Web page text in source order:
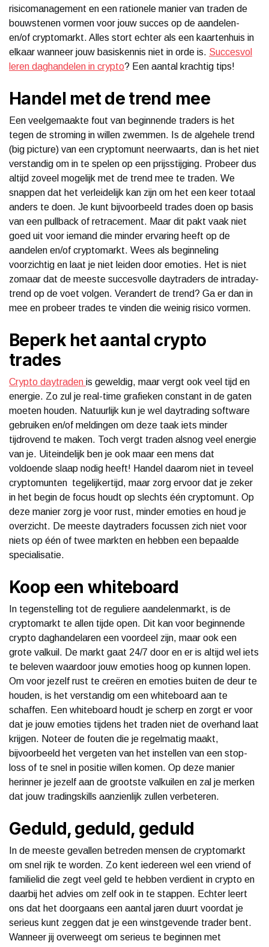
risicomanagement en een rationele manier van traden de
bouwstenen vormen voor jouw succes op de aandelen-
en/of cryptomarkt. Alles stort echter als een kaartenhuis in
elkaar wanneer jouw basiskennis niet in orde is. Succesvol
leren daghandelen in crypto? Een aantal krachtig tips!
Handel met de trend mee
Een veelgemaakte fout van beginnende traders is het
tegen de stroming in willen zwemmen. Is de algehele trend
(big picture) van een cryptomunt neerwaarts, dan is het niet
verstandig om in te spelen op een prijsstijging. Probeer dus
altijd zoveel mogelijk met de trend mee te traden. We
snappen dat het verleidelijk kan zijn om het een keer totaal
anders te doen. Je kunt bijvoorbeeld trades doen op basis
van een pullback of retracement. Maar dit pakt vaak niet
goed uit voor iemand die minder ervaring heeft op de
aandelen en/of cryptomarkt. Wees als beginneling
voorzichtig en laat je niet leiden door emoties. Het is niet
zomaar dat de meeste succesvolle daytraders de intraday-
trend op de voet volgen. Verandert de trend? Ga er dan in
mee en probeer trades te vinden die weinig risico vormen.
Beperk het aantal crypto
trades
Crypto daytraden is geweldig, maar vergt ook veel tijd en
energie. Zo zul je real-time grafieken constant in de gaten
moeten houden. Natuurlijk kun je wel daytrading software
gebruiken en/of meldingen om deze taak iets minder
tijdrovend te maken. Toch vergt traden alsnog veel energie
van je. Uiteindelijk ben je ook maar een mens dat
voldoende slaap nodig heeft! Handel daarom niet in teveel
cryptomunten tegelijkertijd, maar zorg ervoor dat je zeker
in het begin de focus houdt op slechts één cryptomunt. Op
deze manier zorg je voor rust, minder emoties en houd je
overzicht. De meeste daytraders focussen zich niet voor
niets op één of twee markten en hebben een bepaalde
specialisatie.
Koop een whiteboard
In tegenstelling tot de reguliere aandelenmarkt, is de
cryptomarkt te allen tijde open. Dit kan voor beginnende
crypto daghandelaren een voordeel zijn, maar ook een
grote valkuil. De markt gaat 24/7 door en er is altijd wel iets
te beleven waardoor jouw emoties hoog op kunnen lopen.
Om voor jezelf rust te creëren en emoties buiten de deur te
houden, is het verstandig om een whiteboard aan te
schaffen. Een whiteboard houdt je scherp en zorgt er voor
dat je jouw emoties tijdens het traden niet de overhand laat
krijgen. Noteer de fouten die je regelmatig maakt,
bijvoorbeeld het vergeten van het instellen van een stop-
loss of te snel in positie willen komen. Op deze manier
herinner je jezelf aan de grootste valkuilen en zal je merken
dat jouw tradingskills aanzienlijk zullen verbeteren.
Geduld, geduld, geduld
In de meeste gevallen betreden mensen de cryptomarkt
om snel rijk te worden. Zo kent iedereen wel een vriend of
familielid die zegt veel geld te hebben verdient in crypto en
daarbij het advies om zelf ook in te stappen. Echter leert
ons dat het doorgaans een aantal jaren duurt voordat je
serieus kunt zeggen dat je een winstgevende trader bent.
Wanneer jij overweegt om serieus te beginnen met